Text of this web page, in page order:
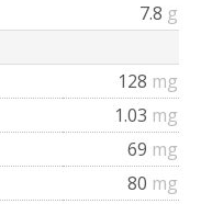
7.8 g
128 mg
1.03 mg
69 mg
80 mg